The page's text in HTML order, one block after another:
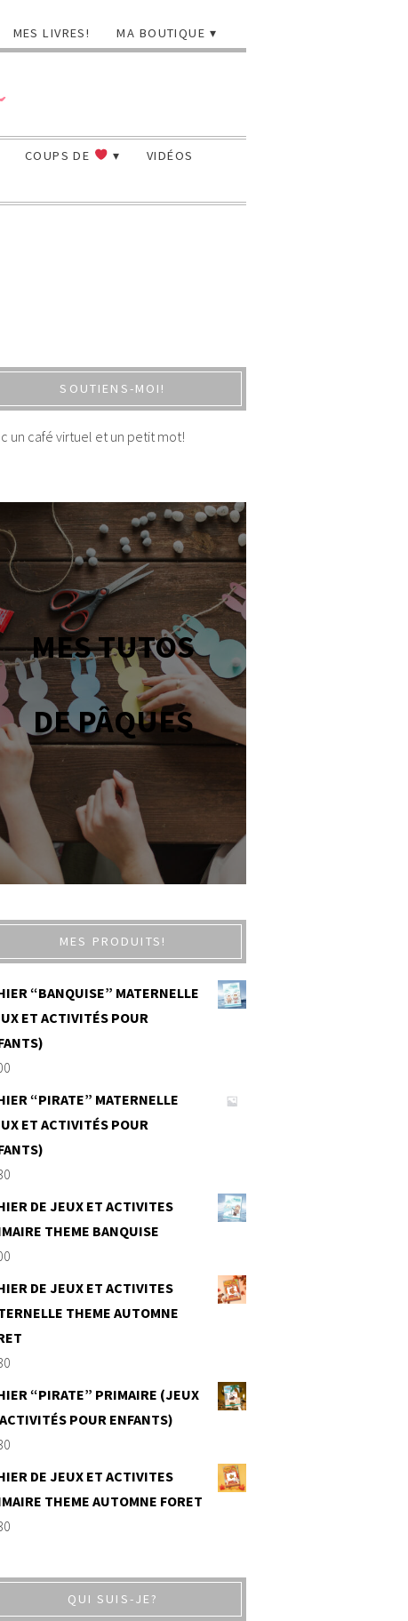
MES LIVRES! MA BOUTIQUE
COUPS DE
VIDÉOS
SOUTIENS-MOI!
un café virtuel et un petit mot!
MES TUTOS
DE PÂQUES
MES PRODUITS!
“BANQUISE” MATERNELLE
ET ACTIVITÉS POUR
“PIRATE” MATERNELLE
ET ACTIVITÉS POUR
DE JEUX ET ACTIVITES
THEME BANQUISE
DE JEUX ET ACTIVITES
THEME AUTOMNE
“PIRATE” PRIMAIRE (JEUX
POUR ENFANTS)
DE JEUX ET ACTIVITES
THEME AUTOMNE FORET
QUI SUIS-JE?